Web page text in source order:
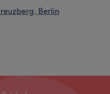
Berlin